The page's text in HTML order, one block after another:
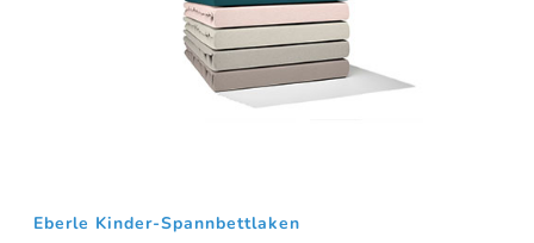
Eberle Kinder-Spannbettlaken